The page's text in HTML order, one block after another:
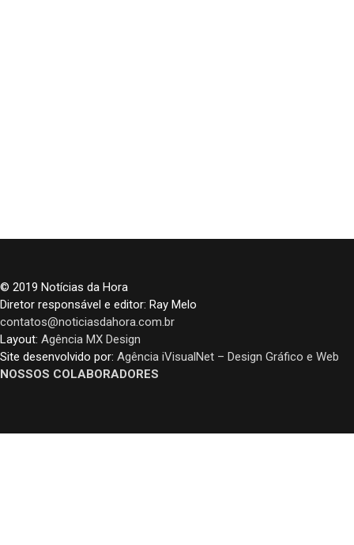
© 2019 Notícias da Hora
Diretor responsável e editor: Ray Melo
contatos@noticiasdahora.com.br
Layout: Agência MX Design
Site desenvolvido por: Agência iVisualNet – Design Gráfico e Web
NOSSOS COLABORADORES